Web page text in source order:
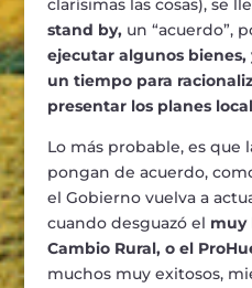
clarísimas las cosas), se
stand by,un “acuerdo”,
ejecutar algunos bienes,
un tiempo para
presentar los planes
Lo más probable, es que
pongan de acuerdo,
el Gobierno vuelva a
cuando desguazó el muy
Cambio Rural, o el
muchos muy exitosos,